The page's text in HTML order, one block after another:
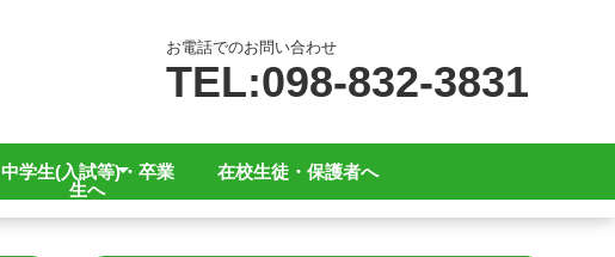
お電話でのお問い合わせ
TEL:098-832-3831
中学生(入試等)・卒業
生へ
在校生徒・保護者へ